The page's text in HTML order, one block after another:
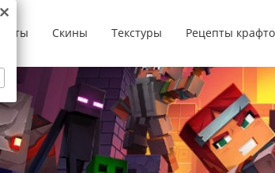
Карты Скины Текстуры Рецепты